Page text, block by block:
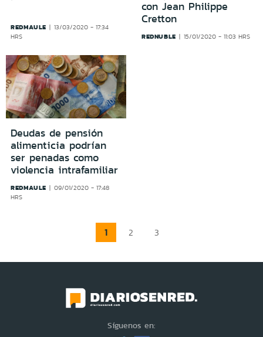
REDMAULE
13/03/2020 - 17:34
HRS
con Jean Philippe
Cretton
REDNUBLE 15/01/2020 - 11:03 HRS
Deudas de pensión
alimenticia podrían
ser penadas como
violencia intrafamiliar
REDMAULE
09/01/2020 - 17:48
HRS
1 2 3
Síguenos en: